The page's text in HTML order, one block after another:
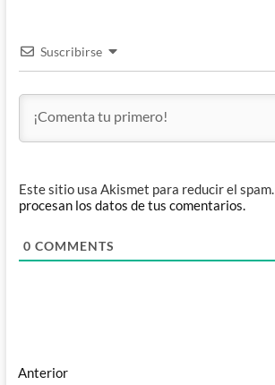
Suscribirse
Este sitio usa Akismet para reducir el spam.
procesan los datos de tus comentarios.
0 COMMENTS
Navegación
AnteriorEntrada